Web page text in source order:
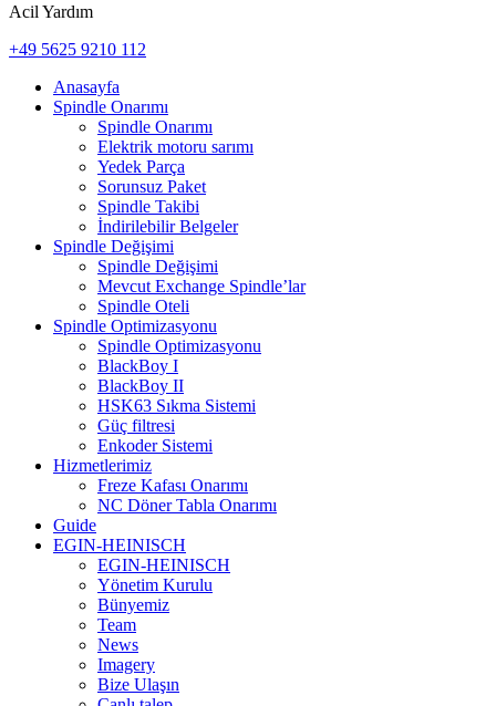
Acil Yardım
+49 5625 9210 112
Anasayfa
Spindle Onarımı
Spindle Onarımı
Elektrik motoru sarımı
Yedek Parça
Sorunsuz Paket
Spindle Takibi
İndirilebilir Belgeler
Spindle Değişimi
Spindle Değişimi
Mevcut Exchange Spindle’lar
Spindle Oteli
Spindle Optimizasyonu
Spindle Optimizasyonu
BlackBoy I
BlackBoy II
HSK63 Sıkma Sistemi
Güç filtresi
Enkoder Sistemi
Hizmetlerimiz
Freze Kafası Onarımı
NC Döner Tabla Onarımı
Guide
EGIN-HEINISCH
EGIN-HEINISCH
Yönetim Kurulu
Bünyemiz
Team
News
Imagery
Bize Ulaşın